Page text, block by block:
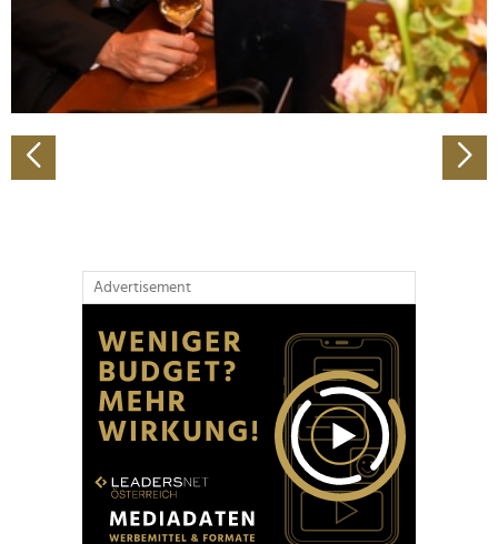
Wir verwenden Cookies, um Inhalte und Anzeigen zu
personalisieren, Funktionen für soziale Medien anbieten
zu können und die Zugriffe auf unsere Website zu
analysieren. Außerdem geben wir Informationen zu Ihrer
Verwendung unserer Website an unsere Partner für
soziale Medien, Werbung und Analysen weiter. Unsere
Partner führen diese Informationen möglicherweise mit
Advertisement